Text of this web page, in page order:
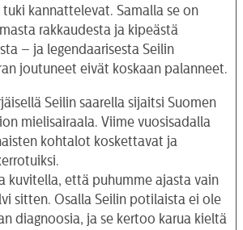
kannattelevat. Samalla se on
rakkaudesta ja kipeästä
– ja legendaarisesta Seilin
joutuneet eivät koskaan palanneet.
Seilin saarella sijaitsi Suomen
mielisairaala. Viime vuosisadalla
kohtalot koskettavat ja
kuvitella, että puhumme ajasta vain
sitten. Osalla Seilin potilaista ei ole
diagnoosia, ja se kertoo karua kieltä